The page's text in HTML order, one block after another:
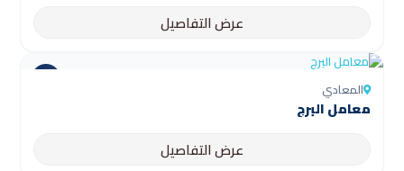
عرض التفاصيل
المعادي
معامل البرج
عرض التفاصيل